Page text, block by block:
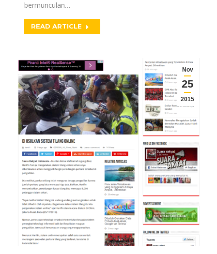
bermunculan…
READ ARTICLE
Nov
25
2015